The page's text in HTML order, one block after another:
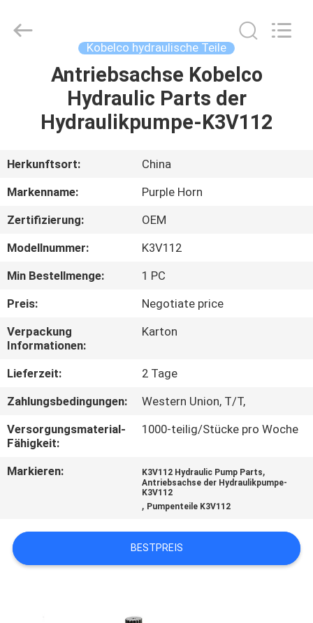
HAUS
PRODUKTE
ÜBER
UNS
FABRIK-
AUSFLUG
QUALITÄTSKONTROLLE
TRETEN
SIE
MIT
IN
VERBINDUNG
FORDERN
Commerce
Kobelco hydraulische Teile
Antriebsachse Kobelco
Hydraulic Parts der
Hydraulikpumpe-K3V112
Herkunftsort:
China
Markenname:
Purple Horn
Zertifizierung:
OEM
Modellnummer:
K3V112
Min Bestellmenge:
1 PC
Preis:
Negotiate price
Verpackung
Informationen:
Karton
Lieferzeit:
2 Tage
Zahlungsbedingungen:
Western Union, T/T,
Versorgungsmaterial-
Fähigkeit:
1000-teilig/Stücke pro Woche
Markieren: K3V112 Hydraulic Pump Parts,
Antriebsachse der Hydraulikpumpe-
K3V112
, Pumpenteile K3V112
BESTPREIS